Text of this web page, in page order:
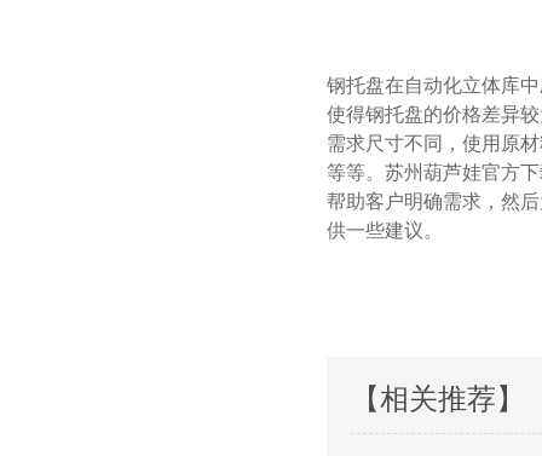
钢托盘在自动化立体库中应
使得钢托盘的价格差异较
需求尺寸不同，使用原材
等等。苏州葫芦娃官方
帮助客户明确需求，
供一些建议。
【相关推荐】